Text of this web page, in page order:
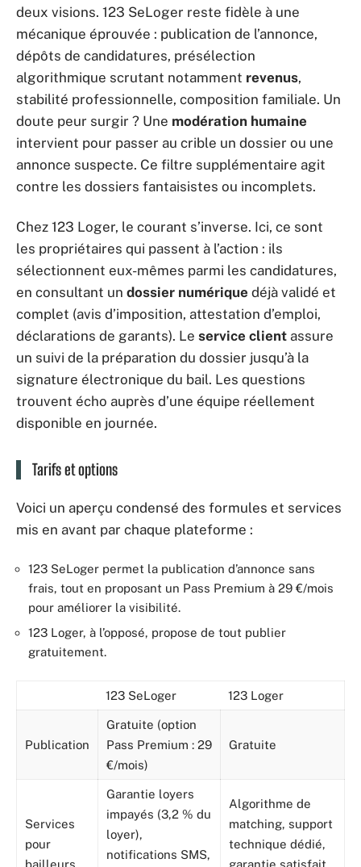
deux visions. 123 SeLoger reste fidèle à une
mécanique éprouvée : publication de l’annonce,
dépôts de candidatures, présélection
algorithmique scrutant notamment revenus,
stabilité professionnelle, composition familiale. Un
doute peur surgir ? Une modération humaine
intervient pour passer au crible un dossier ou une
annonce suspecte. Ce filtre supplémentaire agit
contre les dossiers fantaisistes ou incomplets.
Chez 123 Loger, le courant s’inverse. Ici, ce sont
les propriétaires qui passent à l’action : ils
sélectionnent eux-mêmes parmi les candidatures,
en consultant un dossier numérique déjà validé et
complet (avis d’imposition, attestation d’emploi,
déclarations de garants). Le service client assure
un suivi de la préparation du dossier jusqu’à la
signature électronique du bail. Les questions
trouvent écho auprès d’une équipe réellement
disponible en journée.
Tarifs et options
Voici un aperçu condensé des formules et services
mis en avant par chaque plateforme :
123 SeLoger permet la publication d’annonce sans
frais, tout en proposant un Pass Premium à 29 €/mois
pour améliorer la visibilité.
123 Loger, à l’opposé, propose de tout publier
gratuitement.
123 SeLoger 123 Loger
Publication
Gratuite (option
Pass Premium : 29
€/mois)
Gratuite
Services
pour
bailleurs
Garantie loyers
impayés (3,2 % du
loyer),
notifications SMS,
Algorithme de
matching, support
technique dédié,
garantie satisfait